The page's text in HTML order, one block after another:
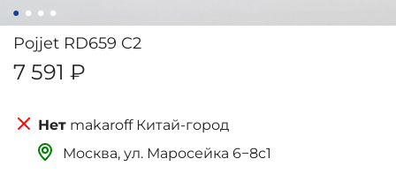
Pojjet RD659 C2
7 591 ₽
makaroff Китай-город
Москва, ‌‌‌‌ул. Маросейка 6−8с1